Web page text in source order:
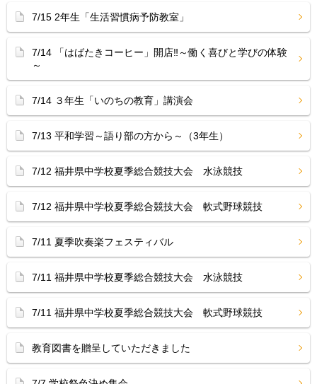
7/15 2年生「生活習慣病予防教室」
7/14 「はばたきコーヒー」開店‼︎～働く喜びと学びの体験
～
7/14 ３年生「いのちの教育」講演会
7/13 平和学習～語り部の方から～（3年生）
7/12 福井県中学校夏季総合競技大会 水泳競技
7/12 福井県中学校夏季総合競技大会 軟式野球競技
7/11 夏季吹奏楽フェスティバル
7/11 福井県中学校夏季総合競技大会 水泳競技
7/11 福井県中学校夏季総合競技大会 軟式野球競技
教育図書を贈呈していただきました